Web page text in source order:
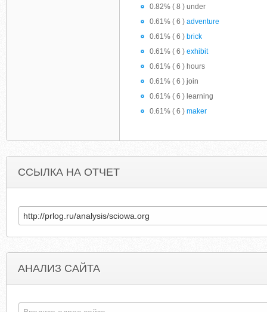
0.82% ( 8 ) under
0.61% ( 6 ) adventure
0.61% ( 6 ) brick
0.61% ( 6 ) exhibit
0.61% ( 6 ) hours
0.61% ( 6 ) join
0.61% ( 6 ) learning
0.61% ( 6 ) maker
ССЫЛКА НА ОТЧЕТ
АНАЛИЗ САЙТА